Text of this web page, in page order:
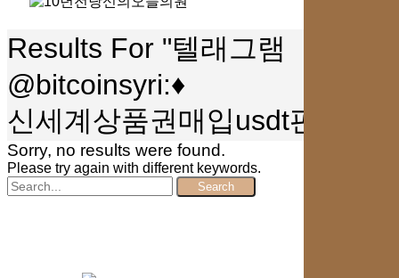
Results For "텔래그램
@bitcoinsyri:♦
신세계상품권매입usdt판매대
Sorry, no results were found.
Please try again with different keywords.
Search